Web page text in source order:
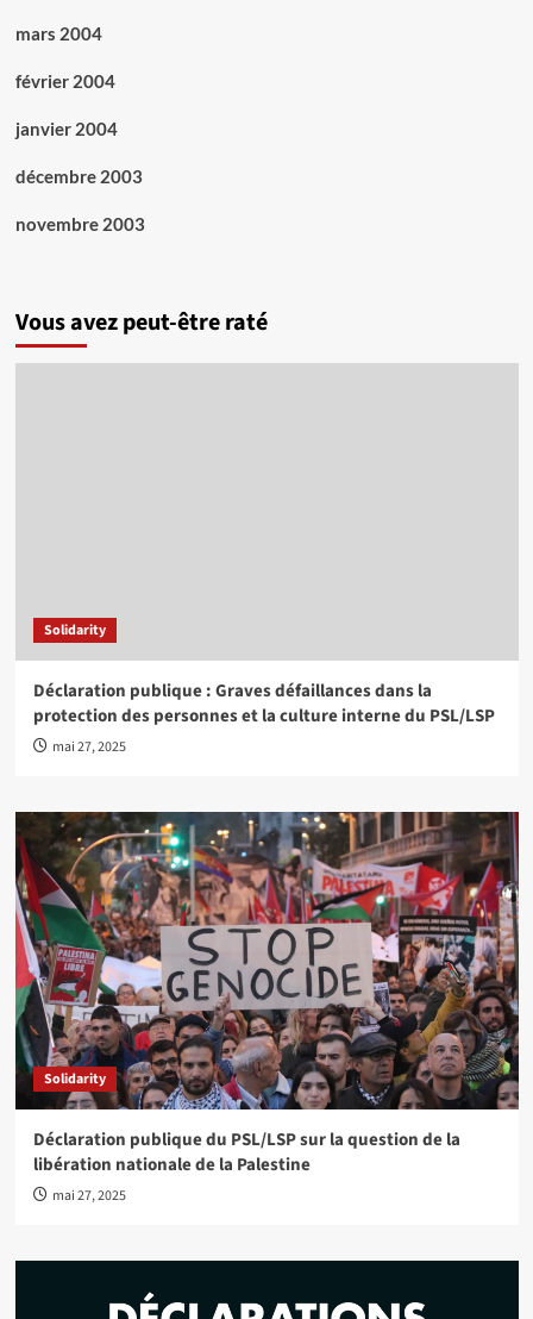
mars 2004
février 2004
janvier 2004
décembre 2003
novembre 2003
Vous avez peut-être raté
Solidarity
Déclaration publique : Graves défaillances dans la
protection des personnes et la culture interne du PSL/LSP
mai 27, 2025
Solidarity
Déclaration publique du PSL/LSP sur la question de la
libération nationale de la Palestine
mai 27, 2025